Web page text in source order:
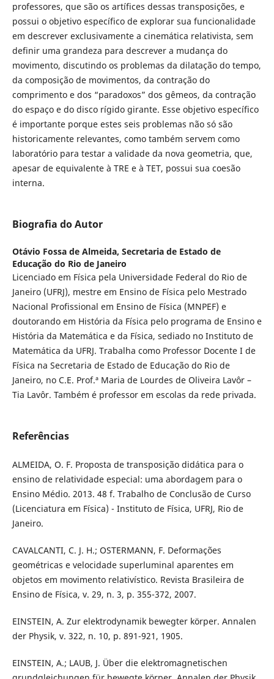
professores, que são os artífices dessas transposições, e
possui o objetivo específico de explorar sua funcionalidade
em descrever exclusivamente a cinemática relativista, sem
definir uma grandeza para descrever a mudança do
movimento, discutindo os problemas da dilatação do tempo,
da composição de movimentos, da contração do
comprimento e dos “paradoxos” dos gêmeos, da contração
do espaço e do disco rígido girante. Esse objetivo específico
é importante porque estes seis problemas não só são
historicamente relevantes, como também servem como
laboratório para testar a validade da nova geometria, que,
apesar de equivalente à TRE e à TET, possui sua coesão
interna.
Biografia do Autor
Otávio Fossa de Almeida, Secretaria de Estado de
Educação do Rio de Janeiro
Licenciado em Física pela Universidade Federal do Rio de
Janeiro (UFRJ), mestre em Ensino de Física pelo Mestrado
Nacional Profissional em Ensino de Física (MNPEF) e
doutorando em História da Física pelo programa de Ensino e
História da Matemática e da Física, sediado no Instituto de
Matemática da UFRJ. Trabalha como Professor Docente I de
Física na Secretaria de Estado de Educação do Rio de
Janeiro, no C.E. Prof.ª Maria de Lourdes de Oliveira Lavôr –
Tia Lavôr. Também é professor em escolas da rede privada.
Referências
ALMEIDA, O. F. Proposta de transposição didática para o
ensino de relatividade especial: uma abordagem para o
Ensino Médio. 2013. 48 f. Trabalho de Conclusão de Curso
(Licenciatura em Física) - Instituto de Física, UFRJ, Rio de
Janeiro.
CAVALCANTI, C. J. H.; OSTERMANN, F. Deformações
geométricas e velocidade superluminal aparentes em
objetos em movimento relativístico. Revista Brasileira de
Ensino de Física, v. 29, n. 3, p. 355-372, 2007.
EINSTEIN, A. Zur elektrodynamik bewegter körper. Annalen
der Physik, v. 322, n. 10, p. 891-921, 1905.
EINSTEIN, A.; LAUB, J. Über die elektromagnetischen